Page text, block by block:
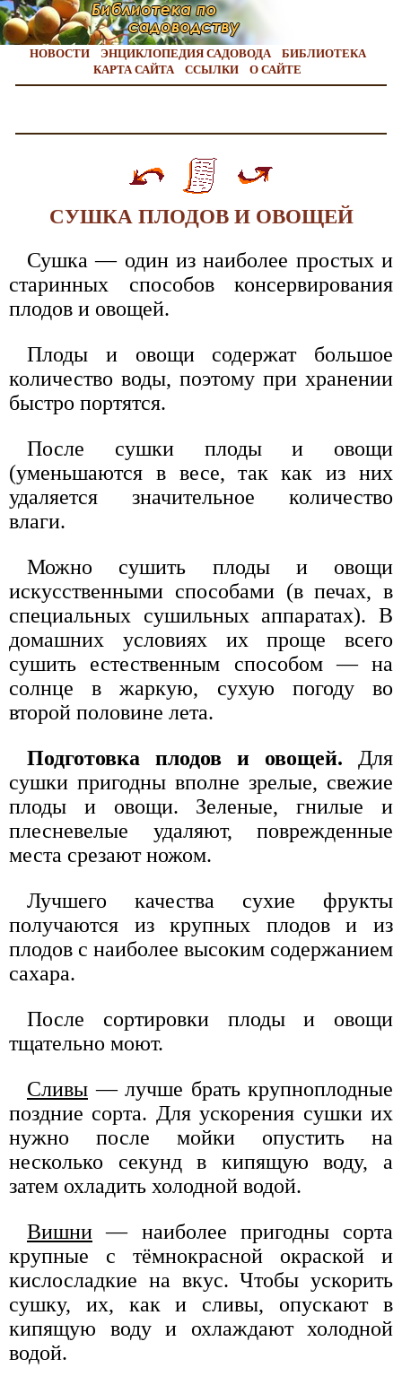
НОВОСТИ ЭНЦИКЛОПЕДИЯ САДОВОДА
БИБЛИОТЕКА
КАРТА САЙТА
ССЫЛКИ О САЙТЕ
СУШКА ПЛОДОВ И ОВОЩЕЙ
Сушка — один из наиболее простых и
старинных способов консервирования
плодов и овощей.
Плоды и овощи содержат большое
количество воды, поэтому при хранении
быстро портятся.
После сушки плоды и овощи
(уменьшаются в весе, так как из них
удаляется значительное количество
влаги.
Можно сушить плоды и овощи
искусственными способами (в печах, в
специальных сушильных аппаратах). В
домашних условиях их проще всего
сушить естественным способом — на
солнце в жаркую, сухую погоду во
второй половине лета.
Подготовка плодов и овощей. Для
сушки пригодны вполне зрелые, свежие
плоды и овощи. Зеленые, гнилые и
плесневелые удаляют, поврежденные
места срезают ножом.
Лучшего качества сухие фрукты
получаются из крупных плодов и из
плодов с наиболее высоким содержанием
сахара.
После сортировки плоды и овощи
тщательно моют.
Сливы — лучше брать крупноплодные
поздние сорта. Для ускорения сушки их
нужно после мойки опустить на
несколько секунд в кипящую воду, а
затем охладить холодной водой.
Вишни — наиболее пригодны сорта
крупные с тёмнокрасной окраской и
кислосладкие на вкус. Чтобы ускорить
сушку, их, как и сливы, опускают в
кипящую воду и охлаждают холодной
водой.